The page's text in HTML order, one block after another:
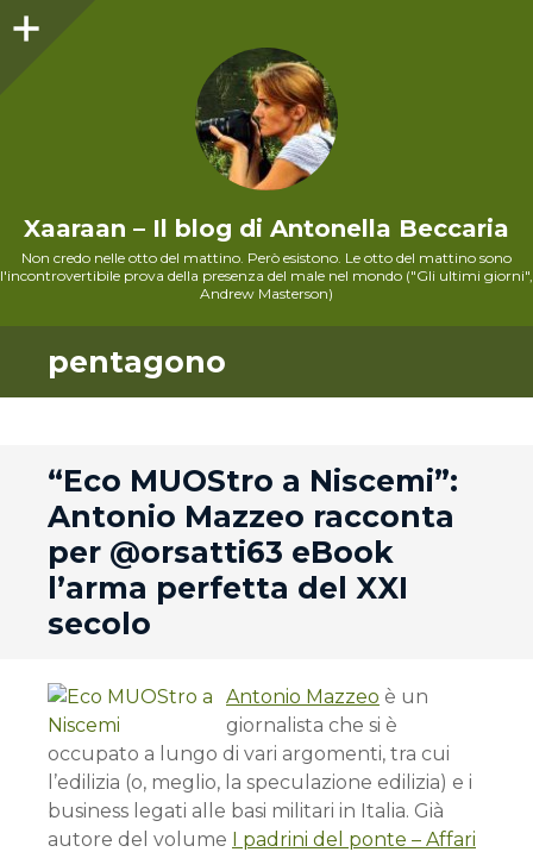
Xaaraan – Il blog di Antonella Beccaria
Non credo nelle otto del mattino. Però esistono. Le otto del mattino sono
l'incontrovertibile prova della presenza del male nel mondo ("Gli ultimi giorni",
Andrew Masterson)
pentagono
“Eco MUOStro a Niscemi”:
Antonio Mazzeo racconta
per @orsatti63 eBook
l’arma perfetta del XXI
secolo
Antonio Mazzeo è un
giornalista che si è
occupato a lungo di vari argomenti, tra cui
l’edilizia (o, meglio, la speculazione edilizia) e i
business legati alle basi militari in Italia. Già
autore del volume I padrini del ponte – Affari